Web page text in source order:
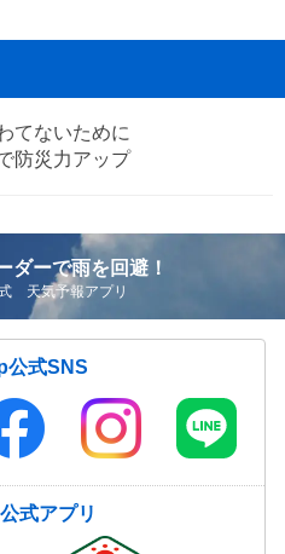
てないために
防災力アップ
ダーで雨を回避！
天気予報アプリ
公式SNS
式アプリ